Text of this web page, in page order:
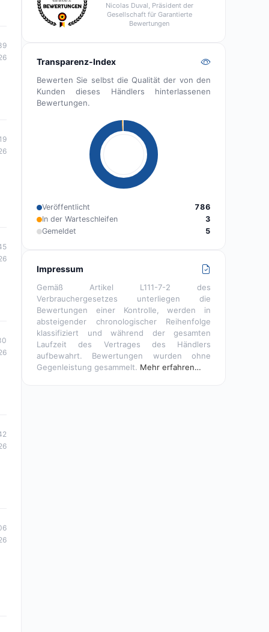
Nicolas Duval, Präsident der
Gesellschaft für Garantierte
Bewertungen
Transparenz-Index
Bewerten Sie selbst die Qualität der von den
Kunden dieses Händlers hinterlassenen
Bewertungen.
Veröffentlicht
786
In der Warteschleifen
3
Gemeldet
5
Impressum
Gemäß Artikel L111-7-2 des
Verbrauchergesetzes unterliegen die
Bewertungen einer Kontrolle, werden in
absteigender chronologischer Reihenfolge
klassifiziert und während der gesamten
Laufzeit des Vertrages des Händlers
aufbewahrt. Bewertungen wurden ohne
Gegenleistung gesammelt. Mehr erfahren…